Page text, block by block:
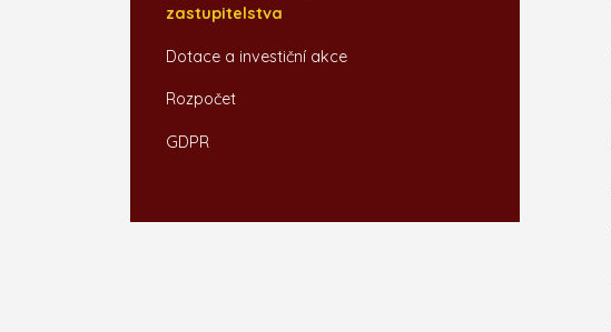
zastupitelstva
Dotace a investiční akce
Rozpočet
GDPR